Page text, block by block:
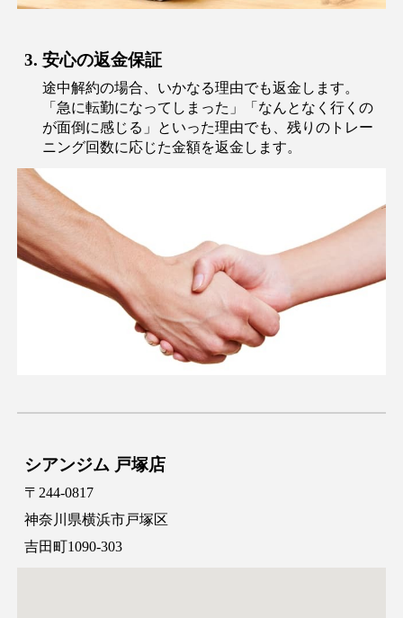
3. 安心の返金保証
途中解約の場合、いかなる理由でも返金します。
「急に転勤になってしまった」「なんとなく行くの
が面倒に感じる」といった理由でも、残りのトレー
ニング回数に応じた金額を返金します。
シアンジム 戸塚店
〒244-0817
神奈川県横浜市戸塚区
吉田町1090-303